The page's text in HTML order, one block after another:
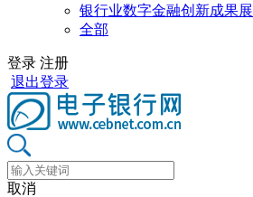
银行业数字金融创新成果展
全部
登录 注册
退出登录
取消